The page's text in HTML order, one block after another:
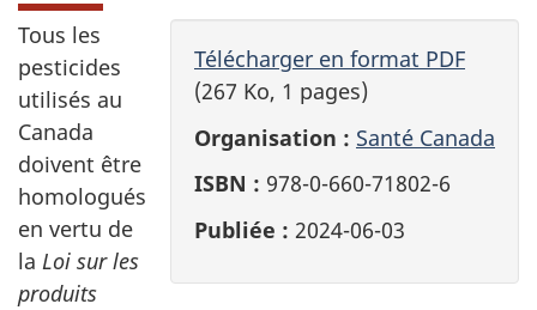
Télécharger en format PDF
(267 Ko, 1 pages)
Organisation : Santé Canada
ISBN : 978-0-660-71802-6
Publiée : 2024-06-03
Tous les
pesticides
utilisés au
Canada
doivent être
homologués
en vertu de
la Loi sur les
produits